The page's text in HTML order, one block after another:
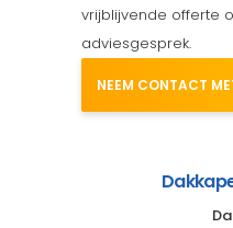
vrijblijvende offerte
adviesgesprek.
NEEM CONTACT